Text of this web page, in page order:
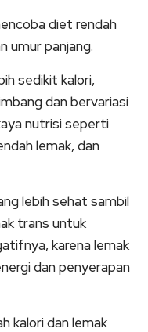
diet rendah
umur panjang.
sedikit kalori,
dan bervariasi
nutrisi seperti
lemak, dan
lebih sehat sambil
trans untuk
karena lemak
dan penyerapan
kalori dan lemak